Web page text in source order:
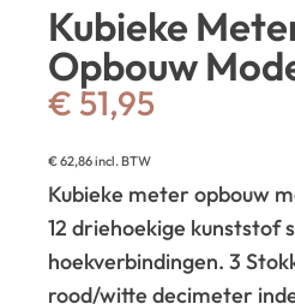
Kubieke
Opbouw
€ 51,95
€62,86incl. BTW
Kubieke meter opbouw
12 driehoekige kunststof
hoekverbindingen. 3
rood/witte decimeter